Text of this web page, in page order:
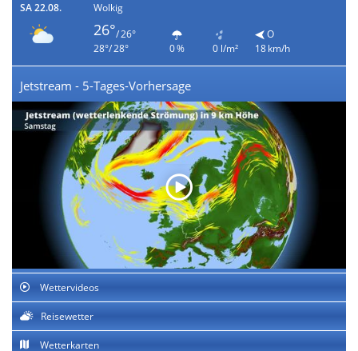
SA 22.08. Wolkig
26°/ 26°
28°/ 28°
0 % 0 l/m²
O
18 km/h
Jetstream - 5-Tages-Vorhersage
Wettervideos
Reisewetter
Wetterkarten